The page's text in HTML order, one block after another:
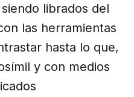
librados del
las herramientas
hasta lo que,
y con medios